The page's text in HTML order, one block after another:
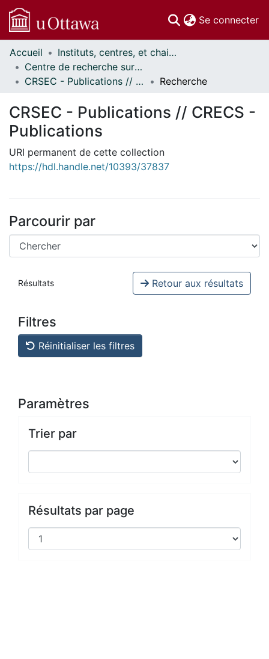
Se connecter
Communautés
et collections
Parcourir
À propos
Accueil
Instituts, centres, et chaires de recherche // Research Institutes, Centres, and Chairs
Centre de recherche sur les services éducatifs et communautaires // Centre for Research on Educational and Community Services
CRSEC - Publications // CRECS - Publications
Recherche
CRSEC - Publications // CRECS -
Publications
URI permanent de cette collection
https://hdl.handle.net/10393/37837
Parcourir par
Résultats Retour aux résultats
Filtres
Réinitialiser les filtres
Paramètres
Trier par
Résultats par page